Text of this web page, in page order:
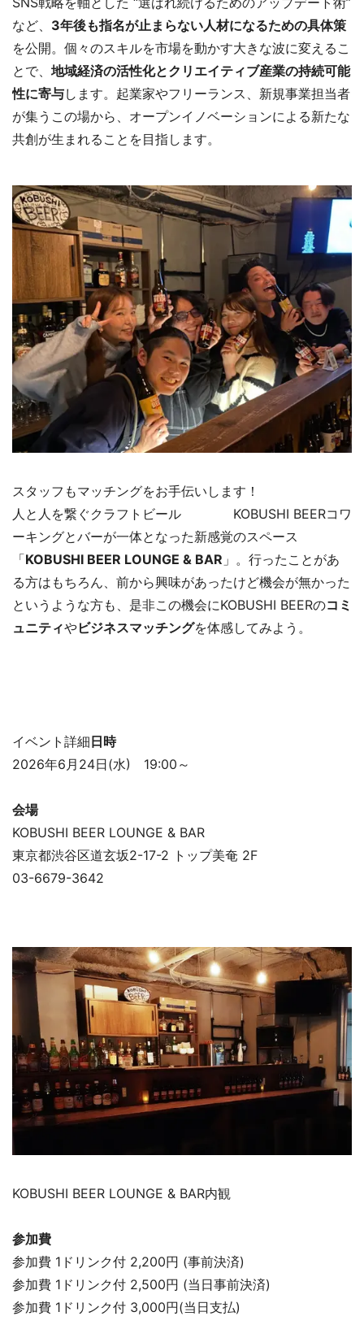
など、 3年後も指名が止まらない人材になるための具体策
を公開。個々のスキルを市場を動かす大きな波に変えるこ
とで、 地域経済の活性化とクリエイティブ産業の持続可能
性に寄与します。起業家やフリーランス、新規事業担当者
が集うこの場から、オープンイノベーションによる新たな
共創が生まれることを目指します。
スタッフもマッチングをお手伝いします！
人と人を繋ぐクラフトビール KOBUSHI BEERコワ
ーキングとバーが一体となった新感覚のスペース
「KOBUSHI BEER LOUNGE & BAR 」。行ったことがあ
る方はもちろん、前から興味があったけど機会が無かった
というような方も、是非この機会にKOBUSHI BEERのコミ
ュニティやビジネスマッチングを体感してみよう。
イベント詳細日時
2026年6月24日(水) 19:00～
会場
KOBUSHI BEER LOUNGE & BAR
東京都渋谷区道玄坂2-17-2 トップ美奄 2F
03-6679-3642
KOBUSHI BEER LOUNGE & BAR内観
参加費
参加費 1ドリンク付 2,200円 (事前決済)
参加費 1ドリンク付 2,500円 (当日事前決済)
参加費 1ドリンク付 3,000円(当日支払)